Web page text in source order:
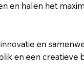
en halen het
en
en een creatieve